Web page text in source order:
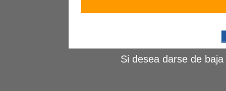
Si desea darse de